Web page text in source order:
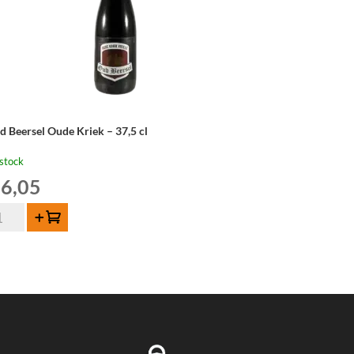
Beersel Oude Kriek – 37,5 cl
6,05
Ajouter au panier